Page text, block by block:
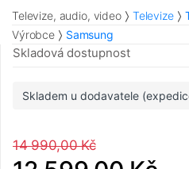
Televize, audio, video Televize
Výrobce
Samsung
Skladová dostupnost
Skladem u dodavatele
14 990,00 Kč